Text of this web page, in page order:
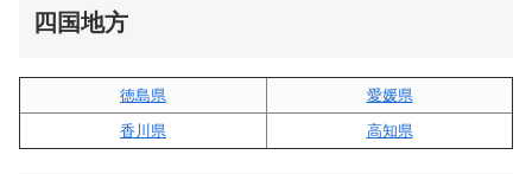
四国地方
徳島県
愛媛県
香川県
高知県